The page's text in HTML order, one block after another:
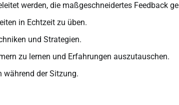
werden, die maßgeschneidertes Feedback
in Echtzeit zu üben.
und Strategien.
zu lernen und Erfahrungen auszutauschen.
während der Sitzung.